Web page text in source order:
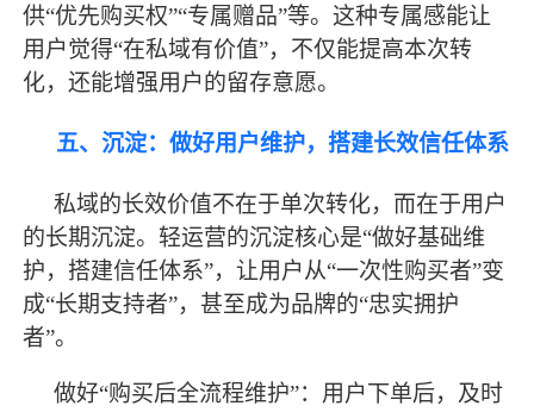
供“优先购买权”“专属赠品”等。这种专属感能让
用户觉得“在私域有价值”，不仅能提高本次转
化，还能增强用户的留存意愿。
五、沉淀：做好用户维护，搭建长效信任体系
私域的长效价值不在于单次转化，而在于用户
的长期沉淀。轻运营的沉淀核心是“做好基础维
护，搭建信任体系”，让用户从“一次性购买者”变
成“长期支持者”，甚至成为品牌的“忠实拥护
者”。
做好“购买后全流程维护”：用户下单后，及时